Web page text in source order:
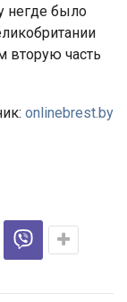
негде было
вторую часть
onlinebrest.by